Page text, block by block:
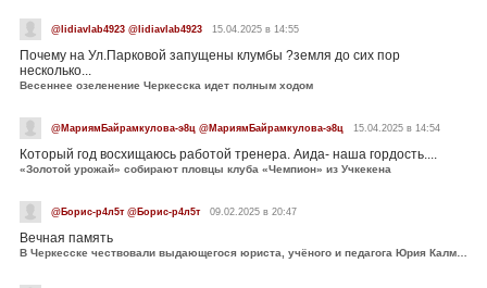
@lidiavlab4923 @lidiavlab4923 15.04.2025 в 14:55
Почему на Ул.Парковой запущены клумбы ?земля до сих пор
несколько...
Весеннее озеленение Черкесска идет полным ходом
@МариямБайрамкулова-э8ц @МариямБайрамкулова-э8ц 15.04.2025 в 14:54
Который год восхищаюсь работой тренера. Аида- наша гордость....
«Золотой урожай» собирают пловцы клуба «Чемпион» из Учкекена
@Борис-р4л5т @Борис-р4л5т 09.02.2025 в 20:47
Вечная память
В Черкесске чествовали выдающегося юриста, учёного и педагога Юрия Калмыкова